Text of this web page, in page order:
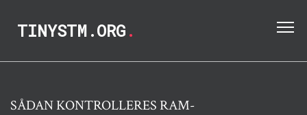
TINYSTM.ORG.
SÅDAN KONTROLLERES RAM-